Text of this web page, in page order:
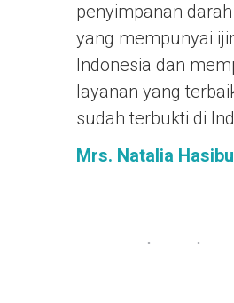
penyimpanan
yang mempunyai
Indonesia dan
layanan yang
sudah terbukti di
Mrs. Natalia